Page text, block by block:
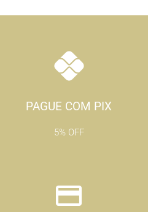
PAGUE COM PIX
5% OFF